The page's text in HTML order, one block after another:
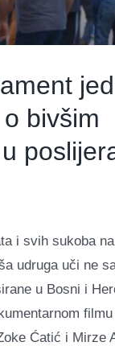
bivšim
i svih sukoba
udruga uči ne
u Bosni i
filmu
Ćatić i Mirze